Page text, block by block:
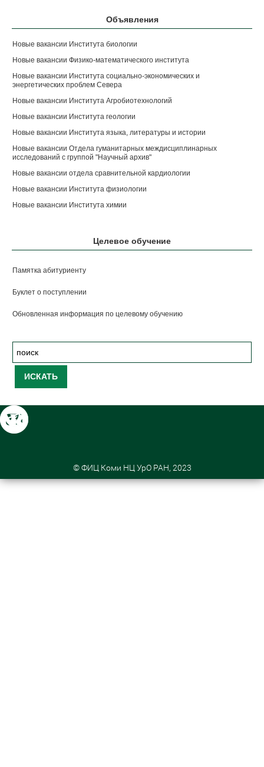
Объявления
Новые вакансии Института биологии
Новые вакансии Физико-математического института
Новые вакансии Института социально-экономических и
энергетических проблем Севера
Новые вакансии Института Агробиотехнологий
Новые вакансии Института геологии
Новые вакансии Института языка, литературы и истории
Новые вакансии Отдела гуманитарных междисциплинарных
исследований с группой "Научный архив"
Новые вакансии отдела сравнительной кардиологии
Новые вакансии Института физиологии
Новые вакансии Института химии
Целевое обучение
Памятка абитуриенту
Буклет о поступлении
Обновленная информация по целевому обучению
© ФИЦ Коми НЦ УрО РАН, 2023